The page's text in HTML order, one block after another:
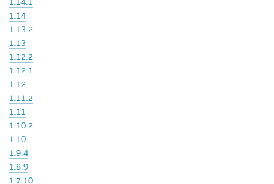
1.14.1
1.14
1.13.2
1.13
1.12.2
1.12.1
1.12
1.11.2
1.11
1.10.2
1.10
1.9.4
1.8.9
1.7.10